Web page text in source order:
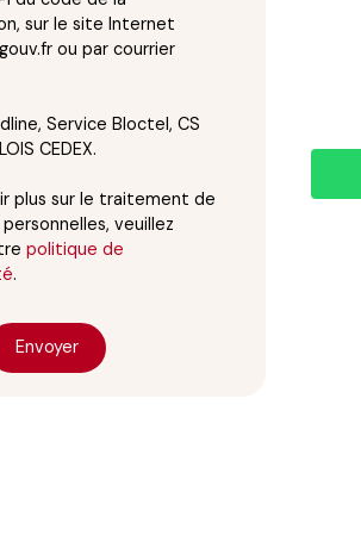
sur le site Internet
ou par courrier
Service Bloctel, CS
CEDEX.
plus sur le traitement de
veuillez
politique de
.
Envoyer